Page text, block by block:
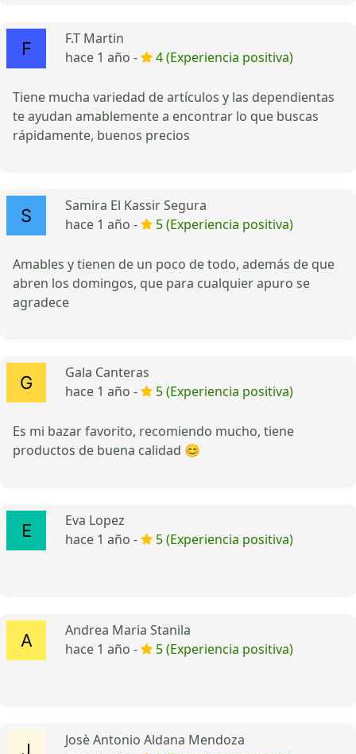
F.T Martin
hace 1 año -
4 (Experiencia positiva)
Tiene mucha variedad de artículos y las dependientas
te ayudan amablemente a encontrar lo que buscas
rápidamente, buenos precios
Samira El Kassir Segura
hace 1 año -
5 (Experiencia positiva)
Amables y tienen de un poco de todo, además de que
abren los domingos, que para cualquier apuro se
agradece
Gala Canteras
hace 1 año -
5 (Experiencia positiva)
Es mi bazar favorito, recomiendo mucho, tiene
productos de buena calidad 😊
Eva Lopez
hace 1 año -
5 (Experiencia positiva)
Andrea Maria Stanila
hace 1 año -
5 (Experiencia positiva)
Josè Antonio Aldana Mendoza